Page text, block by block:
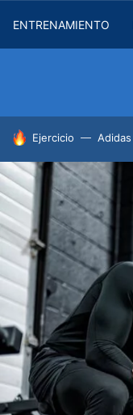
ENTRENAMIENTO
HOY SE HABLA DE
Ejercicio Adidas